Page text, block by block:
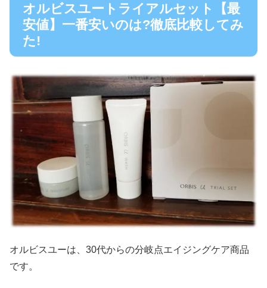
オルビスユートライアルセット【最
安値】一番安いのは?徹底比較してみ
た!
オルビスユーは、30代からの分岐点エイジングケア商品
です。